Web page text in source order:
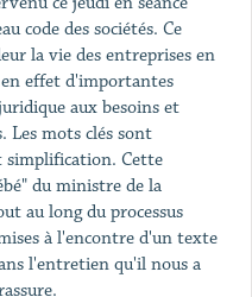
code des sociétés. Ce
la vie des entreprises en
en effet d'importantes
aux besoins et
Les mots clés sont
Cette
du ministre de la
au long du processus
à l'encontre d'un texte
l'entretien qu'il nous a